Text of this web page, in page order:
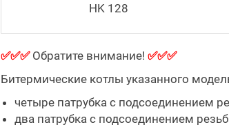
HK 128
✅✅✅Обратите внимание! ✅✅✅
Битермические котлы указанного
четыре патрубка с подсоединением
два патрубка с подсоединением